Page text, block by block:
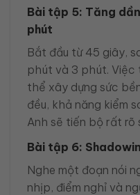
Bài tập 5: Tăng
phút
Bắt đầu từ 45 giây,
phút và 3 phút. Việc
thể xây dựng sức
đều, khả năng kiểm
Anh sẽ tiến bộ rất rõ
Bài tập 6:
Nghe một đoạn nói
nhịp, điểm nghỉ và